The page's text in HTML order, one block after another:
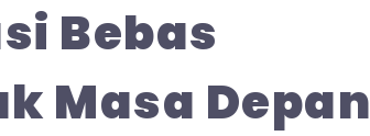
Bebas
Masa Depan